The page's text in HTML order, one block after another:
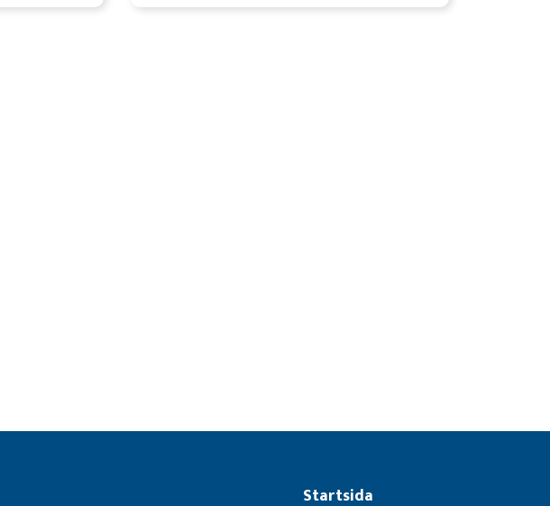
Startsida